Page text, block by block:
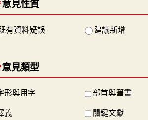
意見性質
有資料疑誤 建議新增
意見類型
形與用字 部首與筆畫
義 關鍵文獻